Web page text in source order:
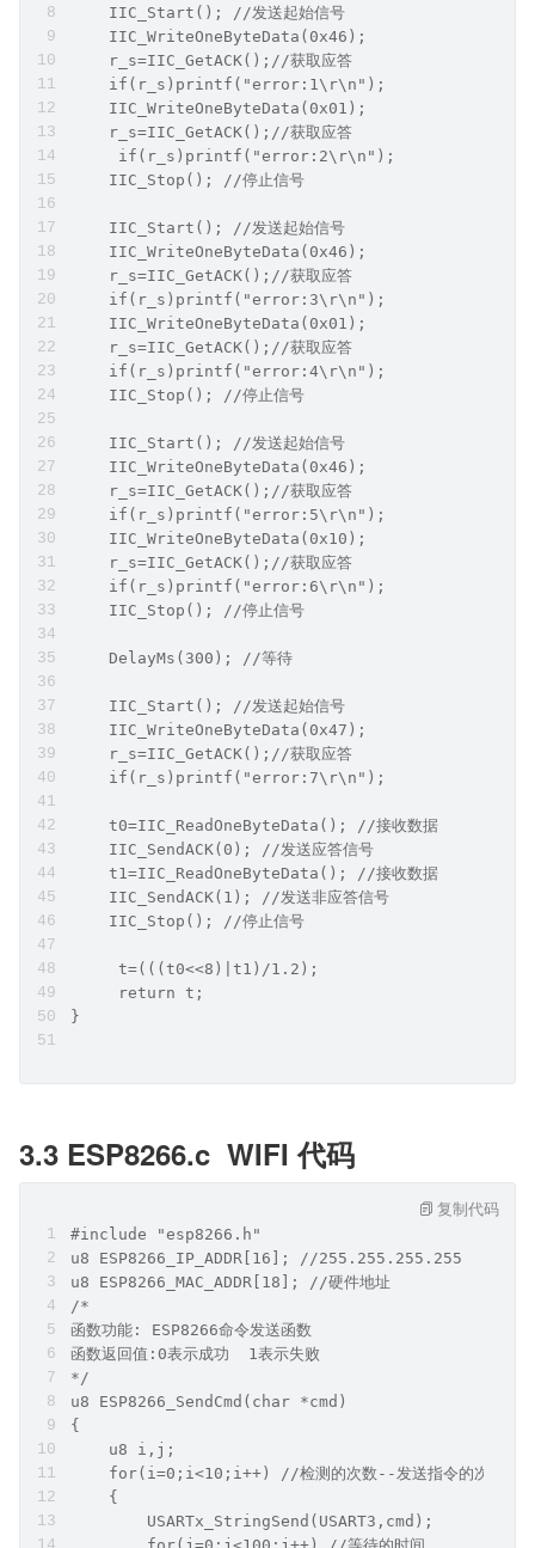
    IIC_Start(); //发送起始信号
    IIC_WriteOneByteData(0x46);
    r_s=IIC_GetACK();//获取应答
    if(r_s)printf("error:1\r\n");
    IIC_WriteOneByteData(0x01);
    r_s=IIC_GetACK();//获取应答
     if(r_s)printf("error:2\r\n");
    IIC_Stop(); //停止信号
    IIC_Start(); //发送起始信号
    IIC_WriteOneByteData(0x46);
    r_s=IIC_GetACK();//获取应答
    if(r_s)printf("error:3\r\n");
    IIC_WriteOneByteData(0x01);
    r_s=IIC_GetACK();//获取应答
    if(r_s)printf("error:4\r\n");
    IIC_Stop(); //停止信号
    IIC_Start(); //发送起始信号
    IIC_WriteOneByteData(0x46);
    r_s=IIC_GetACK();//获取应答
    if(r_s)printf("error:5\r\n");
    IIC_WriteOneByteData(0x10);
    r_s=IIC_GetACK();//获取应答
    if(r_s)printf("error:6\r\n");
    IIC_Stop(); //停止信号
    DelayMs(300); //等待
    IIC_Start(); //发送起始信号
    IIC_WriteOneByteData(0x47);
    r_s=IIC_GetACK();//获取应答
    if(r_s)printf("error:7\r\n");
    t0=IIC_ReadOneByteData(); //接收数据
    IIC_SendACK(0); //发送应答信号
    t1=IIC_ReadOneByteData(); //接收数据
    IIC_SendACK(1); //发送非应答信号
    IIC_Stop(); //停止信号
     t=(((t0<<8)|t1)/1.2);
     return t;
}
3.3 ESP8266.c  WIFI 代码
#include "esp8266.h"
u8 ESP8266_IP_ADDR[16]; //255.255.255.255
u8 ESP8266_MAC_ADDR[18]; //硬件地址
/*
函数功能: ESP8266命令发送函数
函数返回值:0表示成功  1表示失败
*/
u8 ESP8266_SendCmd(char *cmd)
{
    u8 i,j;
    for(i=0;i<10;i++) //检测的次数--发送指令的次数
    {
        USARTx_StringSend(USART3,cmd);
复制代码